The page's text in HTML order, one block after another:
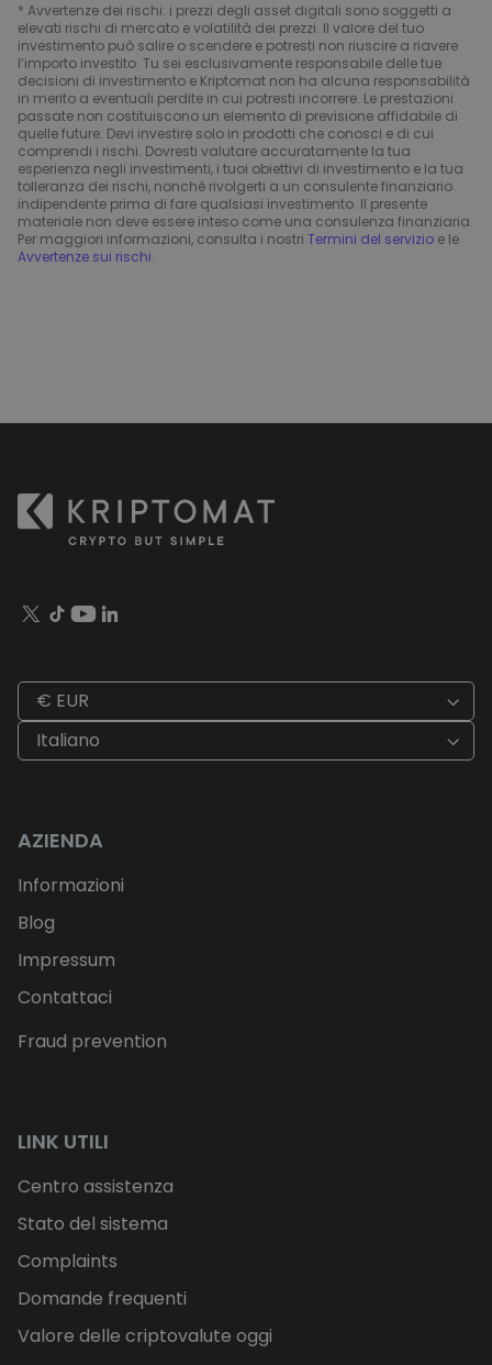
* Avvertenze dei rischi: i prezzi degli asset digitali sono soggetti a
elevati rischi di mercato e volatilità dei prezzi. Il valore del tuo
investimento può salire o scendere e potresti non riuscire a riavere
l’importo investito. Tu sei esclusivamente responsabile delle tue
decisioni di investimento e Kriptomat non ha alcuna responsabilità
in merito a eventuali perdite in cui potresti incorrere. Le prestazioni
passate non costituiscono un elemento di previsione affidabile di
quelle future. Devi investire solo in prodotti che conosci e di cui
comprendi i rischi. Dovresti valutare accuratamente la tua
esperienza negli investimenti, i tuoi obiettivi di investimento e la tua
tolleranza dei rischi, nonché rivolgerti a un consulente finanziario
indipendente prima di fare qualsiasi investimento. Il presente
materiale non deve essere inteso come una consulenza finanziaria.
Per maggiori informazioni, consulta i nostri Termini del servizio e le
Avvertenze sui rischi.
€ EUR
Italiano
AZIENDA
Informazioni
Blog
Impressum
Contattaci
Fraud prevention
LINK UTILI
Centro assistenza
Stato del sistema
Complaints
Domande frequenti
Valore delle criptovalute oggi